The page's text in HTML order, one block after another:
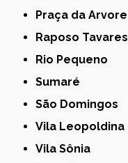
Praça da Arvore
Raposo Tavares
Rio Pequeno
Sumaré
São Domingos
Vila Leopoldina
Vila Sônia